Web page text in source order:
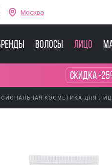
Москва
Волосы Лицо
Скидка -
КОСМЕТИКА ДЛЯ